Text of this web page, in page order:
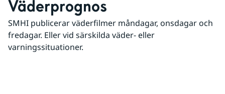
Väderprognos
SMHI publicerar väderfilmer måndagar, onsdagar och
fredagar. Eller vid särskilda väder- eller
varningssituationer.